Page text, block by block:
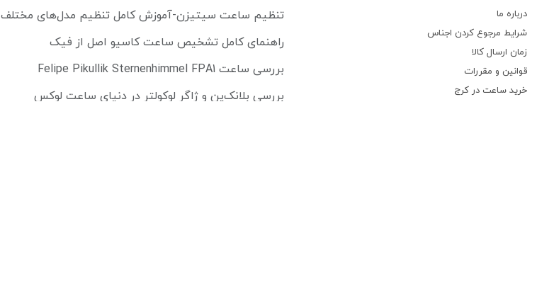
درباره ما
شرایط مرجوع کردن اجناس
زمان ارسال کالا
قوانین و مقررات
خرید ساعت در کرج
تنظیم ساعت سیتیزن-آموزش کامل تنظیم مدل‌های مختلف Citizen
راهنمای کامل تشخیص ساعت کاسیو اصل از فیک
بررسی ساعت Felipe Pikullik Sternenhimmel FPA1
بررسی بلانک‌پن و ژاگر لوکولتر در دنیای ساعت لوکس